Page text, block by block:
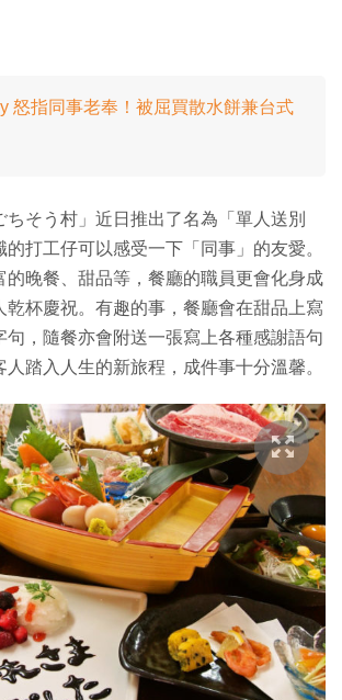
怒指同事老奉！被屈買散水餅兼台式
ちそう村」近日推出了名為「單人送別
打工仔可以感受一下「同事」的友愛。
的晚餐、甜品等，餐廳的職員更會化身成
乾杯慶祝。有趣的事，餐廳會在甜品上寫
句，隨餐亦會附送一張寫上各種感謝語句
踏入人生的新旅程，成件事十分溫馨。